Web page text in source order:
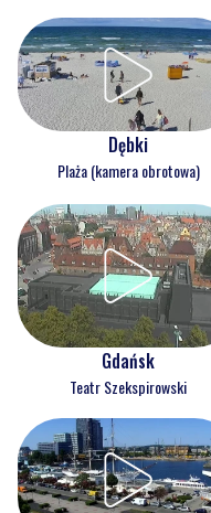
Dębki
Plaża (kamera obrotowa)
Gdańsk
Teatr Szekspirowski